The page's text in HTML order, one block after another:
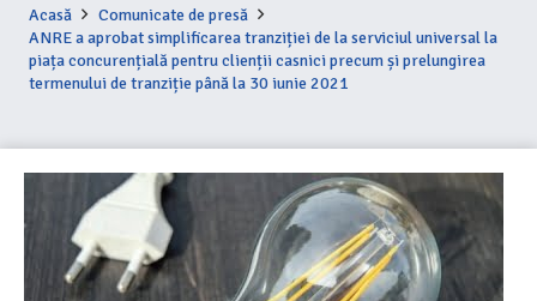
Acasă
Comunicate de presă
ANRE a aprobat simplificarea tranziției de la serviciul universal la
piața concurențială pentru clienții casnici precum și prelungirea
termenului de tranziție până la 30 iunie 2021